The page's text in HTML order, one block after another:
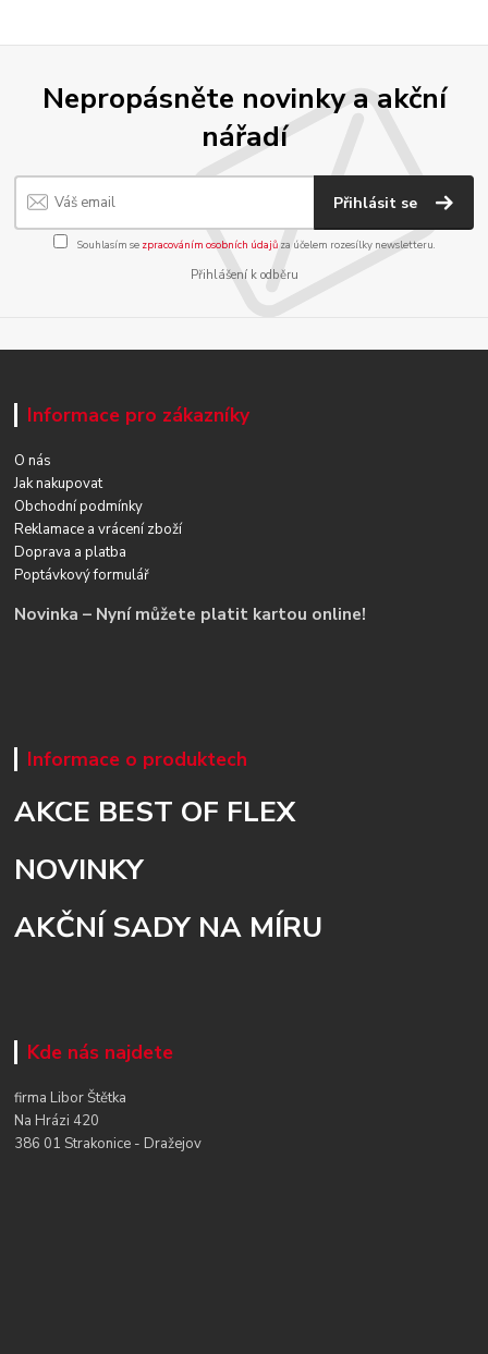
Nepropásněte novinky a akční
nářadí
Přihlásit se
Souhlasím se zpracováním osobních údajůza účelem rozesílky newsletteru.
Přihlášení k odběru
Informace pro zákazníky
O nás
Jak nakupovat
Obchodní podmínky
Reklamace a vrácení zboží
Doprava a platba
Poptávkový formulář
Novinka – Nyní můžete platit kartou online!
Informace o produktech
AKCE BEST OF FLEX
NOVINKY
AKČNÍ SADY NA MÍRU
Kde nás najdete
firma Libor Štětka
Na Hrázi 420
386 01 Strakonice - Dražejov